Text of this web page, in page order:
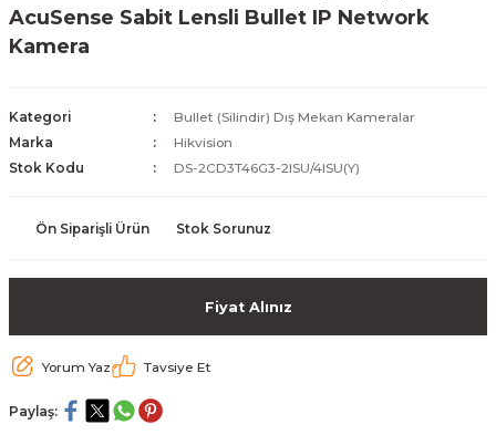
ve Bağlantı Kabloları
Kamera Lisansları
Fi) ve Access Point Ürünleri
Antivirüs Yazılımları
Kurtarma
Merkezi Altyapısı
AcuSense Sabit Lensli Bullet IP Network
Kamera
Kategori
Bullet (Silindir) Dış Mekan Kameralar
Marka
Hikvision
Stok Kodu
DS-2CD3T46G3-2ISU/4ISU(Y)
Ön Siparişli Ürün Stok Sorunuz
Fiyat Alınız
Yorum Yaz Tavsiye Et
Paylaş: